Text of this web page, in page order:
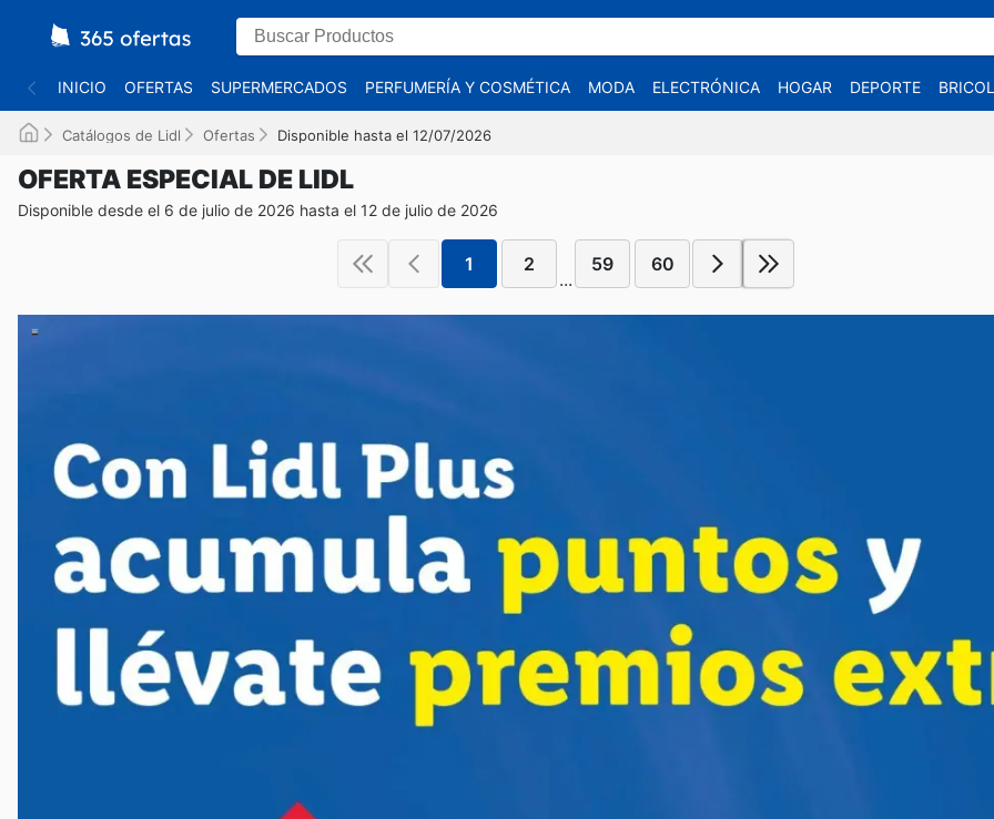
INICIO OFERTAS SUPERMERCADOS PERFUMERÍA Y COSMÉTICA MODA ELECTRÓNICA HOGAR DEPORTE
Catálogos de Lidl Ofertas Disponible hasta el 12/07/2026
OFERTA ESPECIAL DE LIDL
Disponible desde el 6 de julio de 2026 hasta el 12 de julio de 2026
1 2
...
59 60